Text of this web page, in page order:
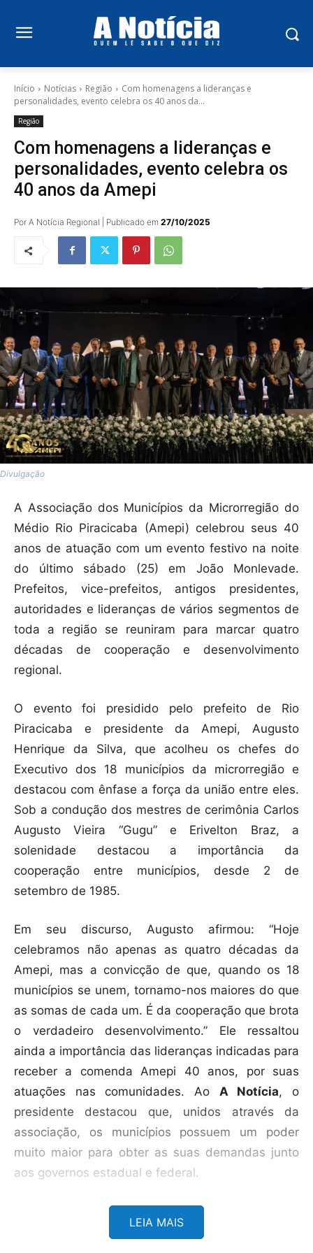
Início Notícias Região
Com homenagens a lideranças e
personalidades, evento celebra os 40 anos da...
Região
Com homenagens a lideranças e
personalidades, evento celebra os
40 anos da Amepi
Por A Notícia Regional | Publicado em 27/10/2025
Divulgação
A Associação dos Municípios da Microrregião do
Médio Rio Piracicaba (Amepi) celebrou seus 40
anos de atuação com um evento festivo na noite
do último sábado (25) em João Monlevade.
Prefeitos, vice-prefeitos, antigos presidentes,
autoridades e lideranças de vários segmentos de
toda a região se reuniram para marcar quatro
décadas de cooperação e desenvolvimento
regional.
O evento foi presidido pelo prefeito de Rio
Piracicaba e presidente da Amepi, Augusto
Henrique da Silva, que acolheu os chefes do
Executivo dos 18 municípios da microrregião e
destacou com ênfase a força da união entre eles.
Sob a condução dos mestres de cerimônia Carlos
Augusto Vieira “Gugu” e Erivelton Braz, a
solenidade destacou a importância da
cooperação entre municípios, desde 2 de
setembro de 1985.
Em seu discurso, Augusto afirmou: “Hoje
celebramos não apenas as quatro décadas da
Amepi, mas a convicção de que, quando os 18
municípios se unem, tornamo-nos maiores do que
as somas de cada um. É da cooperação que brota
o verdadeiro desenvolvimento.” Ele ressaltou
ainda a importância das lideranças indicadas para
receber a comenda Amepi 40 anos, por suas
atuações nas comunidades. Ao A Notícia, o
presidente destacou que, unidos através da
associação, os municípios possuem um poder
muito maior para obter as suas demandas junto
aos governos estadual e federal.
LEIA MAIS